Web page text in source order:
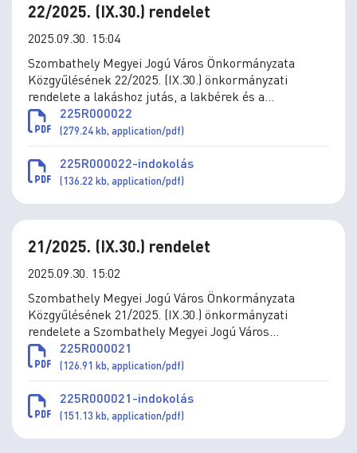
22/2025. (IX.30.) rendelet
2025.09.30. 15:04
Szombathely Megyei Jogú Város Önkormányzata
Közgyűlésének 22/2025. (IX.30.) önkormányzati
rendelete a lakáshoz jutás, a lakbérek és a
lakbértámogatás, az önkormányzat által a
lakásvásárláshoz és építéshez nyújtott támogatások
szabályai megállapításáról szóló 36/2010. (XII.1.)
önkormányzati rendelet módosításáról
225R000022
(279.24 kb, application/pdf)
225R000022-indokolás
(136.22 kb, application/pdf)
21/2025. (IX.30.) rendelet
2025.09.30. 15:02
Szombathely Megyei Jogú Város Önkormányzata
Közgyűlésének 21/2025. (IX.30.) önkormányzati
rendelete a Szombathely Megyei Jogú Város
Önkormányzata kizárólagos tulajdonában álló
Szombathelyi Parkfenntartási Korlátolt Felelősségű
Társaság megszüntetéséről és az önkormányzati
feladatellátásnak költségvetési szerv által történő
átvételéről
225R000021
(126.91 kb, application/pdf)
225R000021-indokolás
(151.13 kb, application/pdf)